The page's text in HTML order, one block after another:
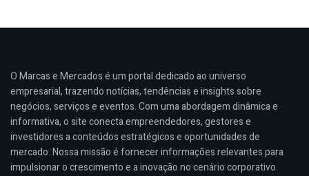
O Marcas e Mercados é um portal dedicado ao universo
empresarial, trazendo notícias, tendências e insights sobre
negócios, serviços e eventos. Com uma abordagem dinâmica e
informativa, o site conecta empreendedores, gestores e
investidores a conteúdos estratégicos e oportunidades de
mercado. Nossa missão é fornecer informações relevantes para
impulsionar o crescimento e a inovação no cenário corporativo.